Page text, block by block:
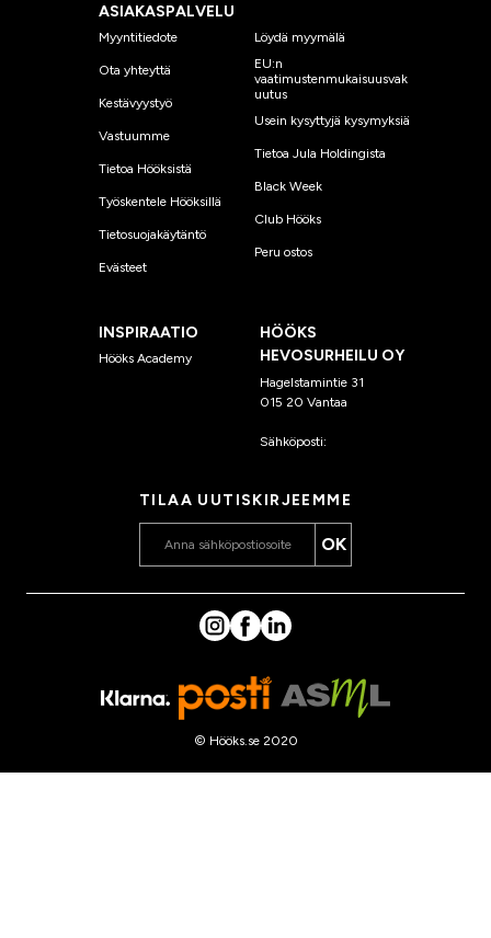
ASIAKASPALVELU
Myyntitiedote
Ota yhteyttä
Kestävyystyö
Vastuumme
Tietoa Hööksistä
Työskentele Hööksillä
Tietosuojakäytäntö
Evästeet
Löydä myymälä
EU:n
vaatimustenmukaisuusvak
uutus
Usein kysyttyjä kysymyksiä
Tietoa Jula Holdingista
Black Week
Club Hööks
Peru ostos
INSPIRAATIO
Hööks Academy
HÖÖKS
HEVOSURHEILU OY
Hagelstamintie 31
015 20 Vantaa
Sähköposti:
TILAA UUTISKIRJEEMME
OK
© Hööks.se 2020